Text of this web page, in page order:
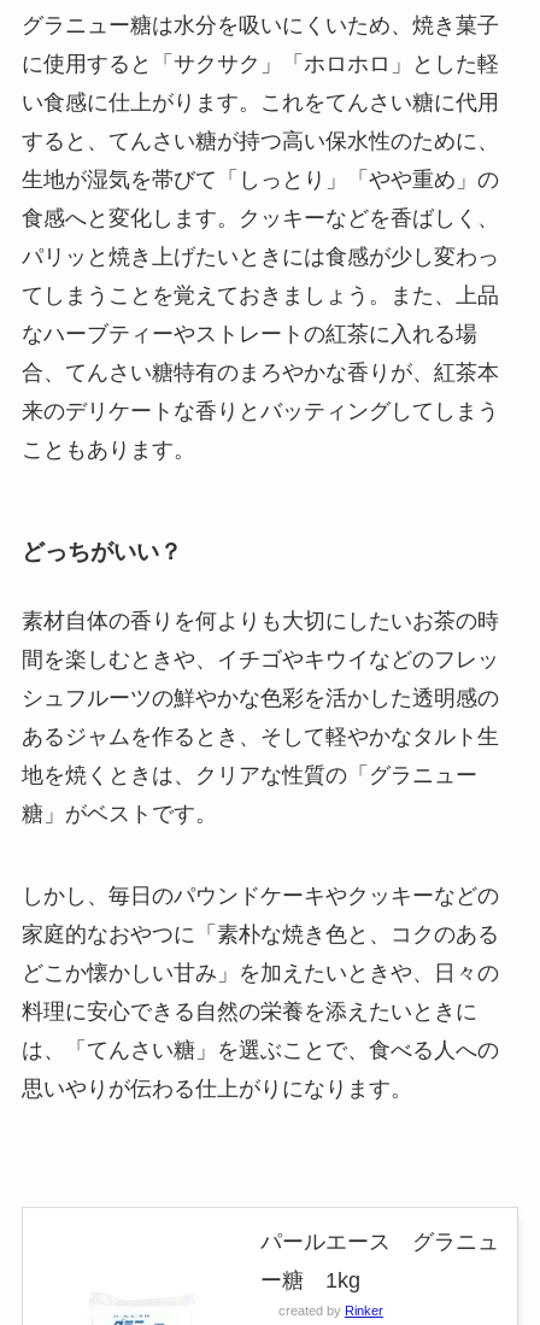
グラニュー糖は水分を吸いにくいため、焼き菓子
に使用すると「サクサク」「ホロホロ」とした軽
い食感に仕上がります。これをてんさい糖に代用
すると、てんさい糖が持つ高い保水性のために、
生地が湿気を帯びて「しっとり」「やや重め」の
食感へと変化します。クッキーなどを香ばしく、
パリッと焼き上げたいときには食感が少し変わっ
てしまうことを覚えておきましょう。また、上品
なハーブティーやストレートの紅茶に入れる場
合、てんさい糖特有のまろやかな香りが、紅茶本
来のデリケートな香りとバッティングしてしまう
こともあります。
どっちがいい？
素材自体の香りを何よりも大切にしたいお茶の時
間を楽しむときや、イチゴやキウイなどのフレッ
シュフルーツの鮮やかな色彩を活かした透明感の
あるジャムを作るとき、そして軽やかなタルト生
地を焼くときは、クリアな性質の「グラニュー
糖」がベストです。
しかし、毎日のパウンドケーキやクッキーなどの
家庭的なおやつに「素朴な焼き色と、コクのある
どこか懐かしい甘み」を加えたいときや、日々の
料理に安心できる自然の栄養を添えたいときに
は、「てんさい糖」を選ぶことで、食べる人への
思いやりが伝わる仕上がりになります。
パールエース グラニュ
ー糖 1kg
created by Rinker